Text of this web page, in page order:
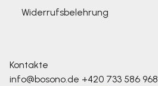
Widerrufsbelehrung
Kontakte
info@bosono.de +420 733 586 968